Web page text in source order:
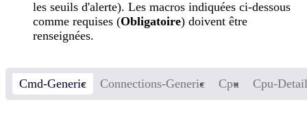
les seuils d'alerte). Les macros indiquées ci-dessous
comme requises (Obligatoire) doivent être
renseignées.
Cmd-Generic Connections-Generic Cpu Cpu-